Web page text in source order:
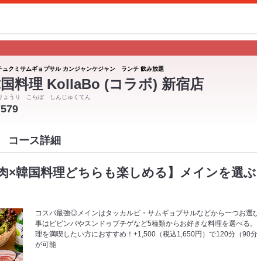
ュクミサムギョプサル カンジャンケジャン ランチ 飲み放題
料理 KollaBo (コラボ) 新宿店
ょうり こらぼ しんじゅくてん
コース詳細
×韓国料理どちらも楽しめる】メインを選
コスパ最強◎メインはタッカルビ・サムギョプサルなどから一つお選
事はビビンバやスンドゥブチゲなど5種類からお好きな料理を選べる
理を満喫したい方におすすめ！+1,500（税込1,650円）で120分（90
が可能